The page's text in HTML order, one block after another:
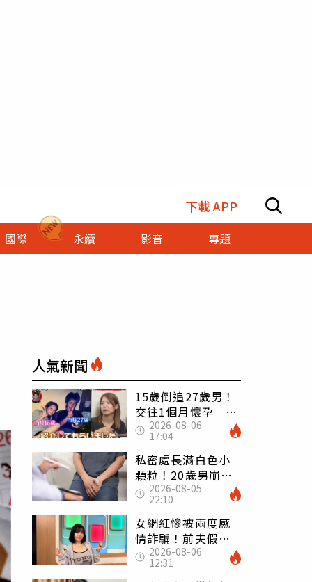
下載 APP
國際 永續 影音
專題
人氣新聞
15歲倒追27歲男！
交往1個月懷孕 36
歲當阿嬤故事曝光
2026-08-06
17:04
私密處長滿白色小
顆粒！20歲男崩潰
求診 醫曝5大真相
別再誤會
2026-08-05
22:10
女網紅慘被兩度感
情詐騙！前夫假割
頸詐光200萬再遇假
富商「養套殺2000
2026-08-06
12:31